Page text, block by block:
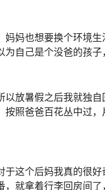
妈也想要换个环境
自己是个没爸的孩
放暑假之后我就独
照爸爸百花丛中过
这个后妈我真的很
就拿着行李回房间了